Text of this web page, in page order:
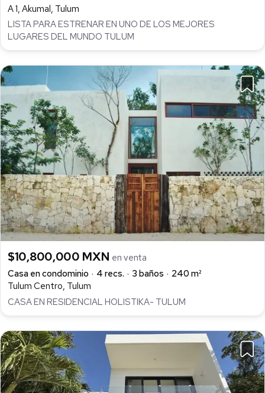
A 1, Akumal, Tulum
LISTA PARA ESTRENAR EN UNO DE LOS MEJORES
LUGARES DEL MUNDO TULUM
$10,800,000 MXN en venta
Casa en condominio
4 recs. 3 baños
240 m²
Tulum Centro, Tulum
CASA EN RESIDENCIAL HOLISTIKA- TULUM